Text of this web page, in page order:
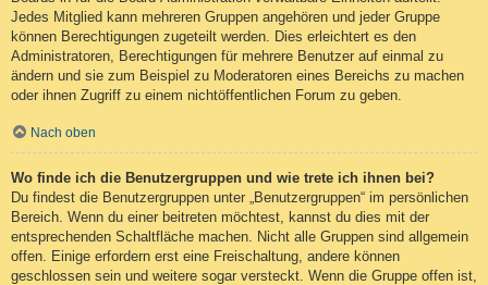
Jedes Mitglied kann mehreren Gruppen angehören und jeder Gruppe
können Berechtigungen zugeteilt werden. Dies erleichtert es den
Administratoren, Berechtigungen für mehrere Benutzer auf einmal zu
ändern und sie zum Beispiel zu Moderatoren eines Bereichs zu machen
oder ihnen Zugriff zu einem nichtöffentlichen Forum zu geben.
Nach oben
Wo finde ich die Benutzergruppen und wie trete ich ihnen bei?
Du findest die Benutzergruppen unter „Benutzergruppen“ im persönlichen
Bereich. Wenn du einer beitreten möchtest, kannst du dies mit der
entsprechenden Schaltfläche machen. Nicht alle Gruppen sind allgemein
offen. Einige erfordern erst eine Freischaltung, andere können
geschlossen sein und weitere sogar versteckt. Wenn die Gruppe offen ist,